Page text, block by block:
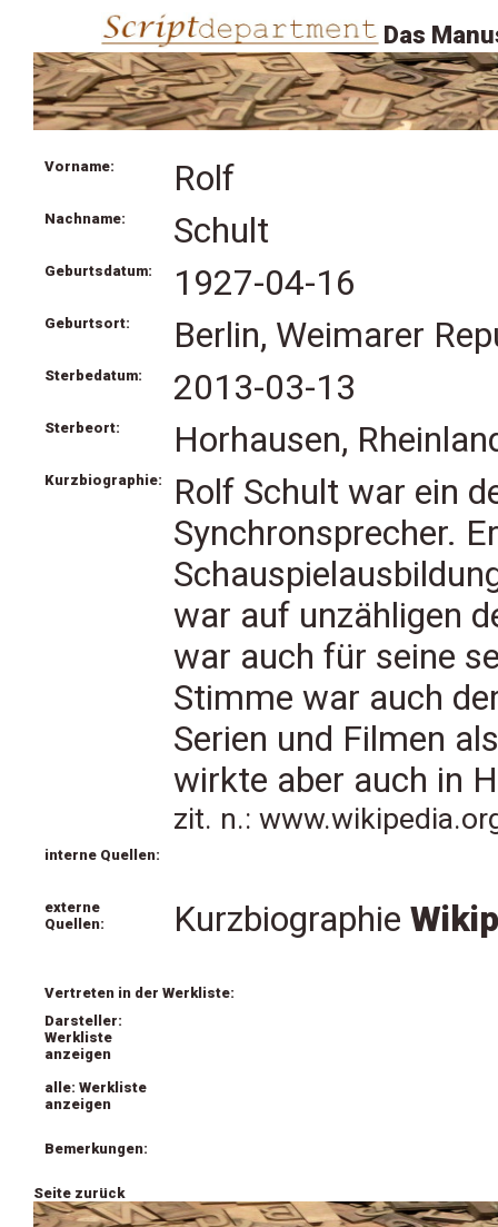
Das
Vorname: Rolf
Nachname: Schult
Geburtsdatum: 1927-04-16
Geburtsort: Berlin, Weimarer
Sterbedatum: 2013-03-13
Sterbeort: Horhausen,
Kurzbiographie:
Rolf Schult war ein
Synchronsprecher.
war auf unzähligen
war auch für seine
Stimme war auch
Serien und Filmen
wirkte aber auch in
zit. n.:
interne Quellen:
externe
Quellen:
Kurzbiographie
Vertreten in der Werkliste:
Darsteller:
Werkliste
anzeigen
alle: Werkliste
anzeigen
Bemerkungen:
Seite zurück